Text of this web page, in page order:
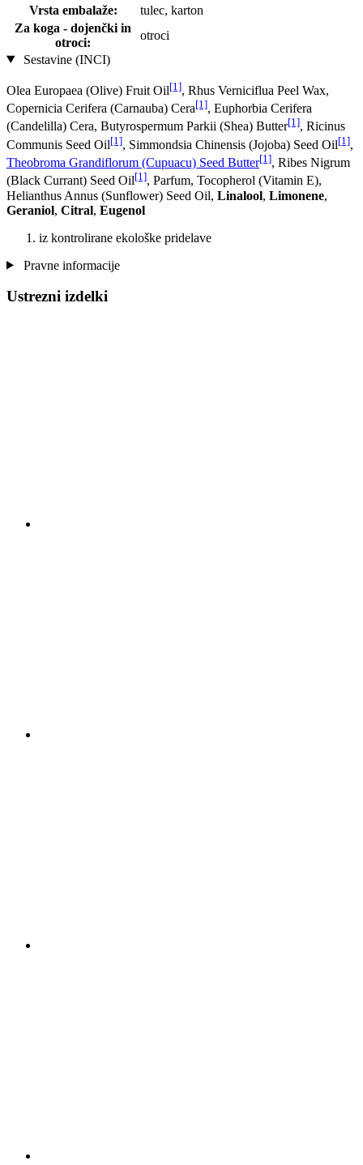
Vrsta embalaže:
tulec, karton
Za koga - dojenčki in
otroci:
otroci
Sestavine (INCI)
Olea Europaea (Olive) Fruit Oil[1], Rhus Verniciflua Peel Wax,
Copernicia Cerifera (Carnauba) Cera[1], Euphorbia Cerifera
(Candelilla) Cera, Butyrospermum Parkii (Shea) Butter[1], Ricinus
Communis Seed Oil[1], Simmondsia Chinensis (Jojoba) Seed Oil[1],
Theobroma Grandiflorum (Cupuacu) Seed Butter[1], Ribes Nigrum
(Black Currant) Seed Oil[1], Parfum, Tocopherol (Vitamin E),
Helianthus Annus (Sunflower) Seed Oil, Linalool, Limonene,
Geraniol, Citral, Eugenol
iz kontrolirane ekološke pridelave
Pravne informacije
Ustrezni izdelki